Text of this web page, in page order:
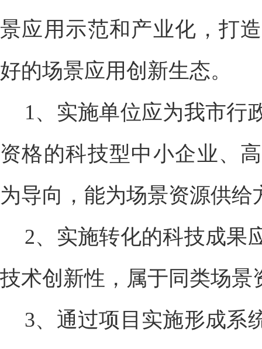
景应用示范和产业化，打
好的场景应用创新生态。
1、实施单位应为我市行
资格的科技型中小企业、
为导向，能为场景资源供
2、实施转化的科技成果
技术创新性，属于同类场景
3、通过项目实施形成系